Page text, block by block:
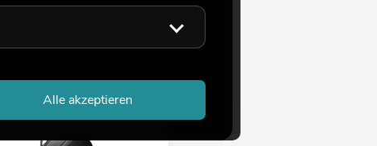
Alle akzeptieren